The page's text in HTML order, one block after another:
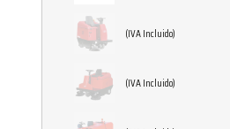
(IVA Incluido)
(IVA Incluido)